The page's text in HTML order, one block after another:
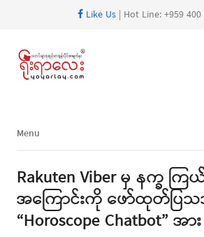
Like Us| Hot Line: +959 400
Menu
Menu
Rakuten Viber မှ နက္ခ ကြ
အကြောင်းကို ဖော်ထုတ်ပြ
“Horoscope Chatbot”